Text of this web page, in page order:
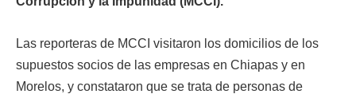
Las reporteras de MCCI visitaron los domicilios de los
supuestos socios de las empresas en Chiapas y en
Morelos, y constataron que se trata de personas de